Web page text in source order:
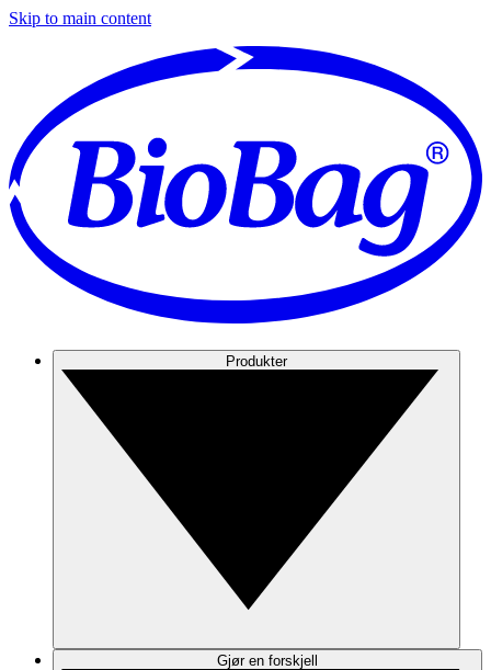
Skip to main content
Produkter
Gjør en forskjell